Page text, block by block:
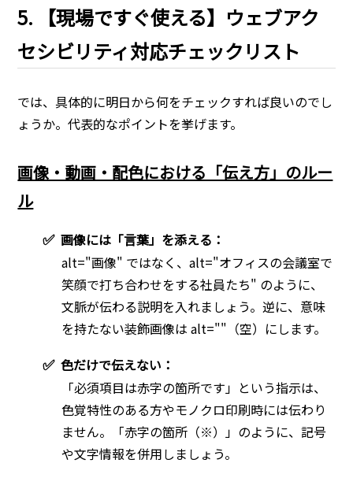
5. 【現場ですぐ使える】ウェブアク
セシビリティ対応チェックリスト
では、具体的に明日から何をチェックすれば良いのでし
ょうか。代表的なポイントを挙げます。
画像・動画・配色における「伝え方」のルー
ル
✅ 画像には「言葉」を添える：
alt="画像" ではなく、alt="オフィスの会議室で
笑顔で打ち合わせをする社員たち" のように、
文脈が伝わる説明を入れましょう。逆に、意味
を持たない装飾画像は alt=""（空）にします。
✅ 色だけで伝えない：
「必須項目は赤字の箇所です」という指示は、
色覚特性のある方やモノクロ印刷時には伝わり
ません。「赤字の箇所（※）」のように、記号
や文字情報を併用しましょう。